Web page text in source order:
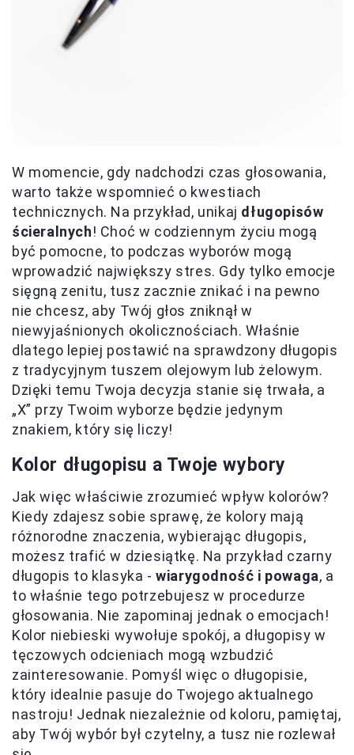
W momencie, gdy nadchodzi czas głosowania,
warto także wspomnieć o kwestiach
technicznych. Na przykład, unikaj długopisów
ścieralnych! Choć w codziennym życiu mogą
być pomocne, to podczas wyborów mogą
wprowadzić największy stres. Gdy tylko emocje
sięgną zenitu, tusz zacznie znikać i na pewno
nie chcesz, aby Twój głos zniknął w
niewyjaśnionych okolicznościach. Właśnie
dlatego lepiej postawić na sprawdzony długopis
z tradycyjnym tuszem olejowym lub żelowym.
Dzięki temu Twoja decyzja stanie się trwała, a
„X” przy Twoim wyborze będzie jedynym
znakiem, który się liczy!
Kolor długopisu a Twoje wybory
Jak więc właściwie zrozumieć wpływ kolorów?
Kiedy zdajesz sobie sprawę, że kolory mają
różnorodne znaczenia, wybierając długopis,
możesz trafić w dziesiątkę. Na przykład czarny
długopis to klasyka -wiarygodność i powaga, a
to właśnie tego potrzebujesz w procedurze
głosowania. Nie zapominaj jednak o emocjach!
Kolor niebieski wywołuje spokój, a długopisy w
tęczowych odcieniach mogą wzbudzić
zainteresowanie. Pomyśl więc o długopisie,
który idealnie pasuje do Twojego aktualnego
nastroju! Jednak niezależnie od koloru, pamiętaj,
aby Twój wybór był czytelny, a tusz nie rozlewał